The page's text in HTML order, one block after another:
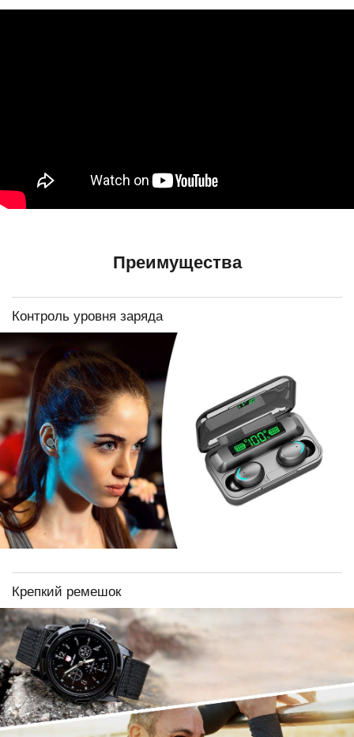
Преимущества
Контроль уровня заряда
Крепкий ремешок